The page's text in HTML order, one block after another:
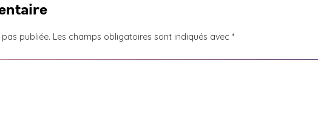
publiée. Les champs obligatoires sont indiqués avec *